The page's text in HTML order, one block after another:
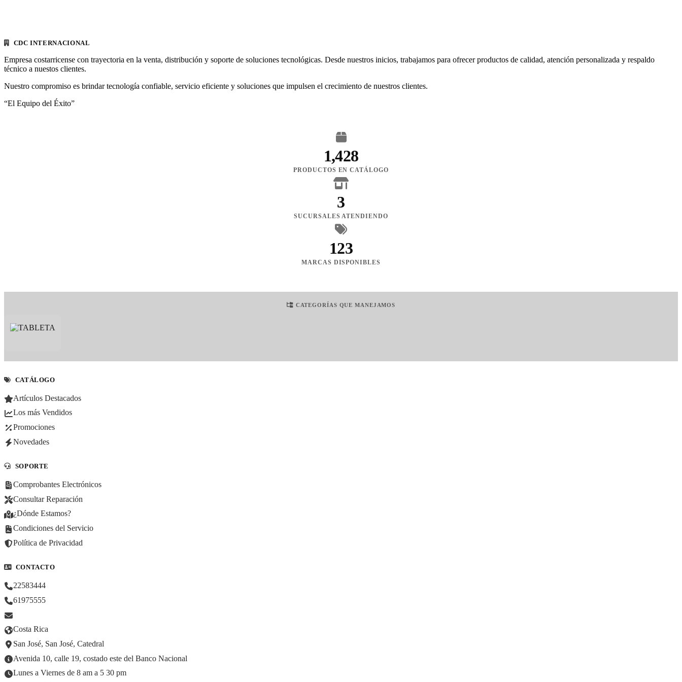
CDC INTERNACIONAL
Empresa costarricense con trayectoria en la venta, distribución y soporte de soluciones tecnológicas. Desde nuestros inicios, trabajamos para ofrecer productos de calidad, atención personalizada y respaldo
técnico a nuestos clientes.
Nuestro compromiso es brindar tecnología confiable, servicio eficiente y soluciones que impulsen el crecimiento de nuestros clientes.
“El Equipo del Éxito”
1,428
PRODUCTOS EN CATÁLOGO
3
SUCURSALES ATENDIENDO
123
MARCAS DISPONIBLES
CATEGORÍAS QUE MANEJAMOS
CATÁLOGO
Artículos Destacados
Los más Vendidos
Promociones
Novedades
SOPORTE
Comprobantes Electrónicos
Consultar Reparación
¿Dónde Estamos?
Condiciones del Servicio
Política de Privacidad
CONTACTO
22583444
61975555
Costa Rica
San José, San José, Catedral
Avenida 10, calle 19, costado este del Banco Nacional
Lunes a Viernes de 8 am a 5 30 pm